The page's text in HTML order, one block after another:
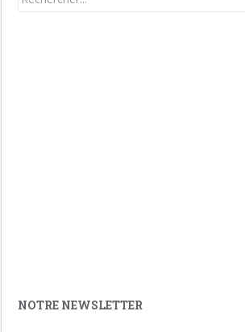
NOTRE NEWSLETTER